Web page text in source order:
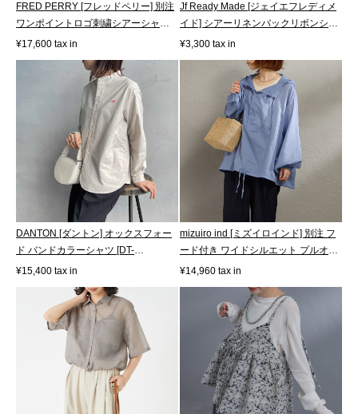
FRED PERRY [フレッドペリー] 別注
ワンポイントロゴ刺繍シアーシャツ
[FPW...
¥17,600 tax in
Jf Ready Made [ジェイエフレディメ
イド] シアーリネンバックリボンシャ
ツ...
¥3,300 tax in
DANTON [ダントン] オックスフォー
ド バンドカラーシャツ [DT-
B0279SOX]
¥15,400 tax in
mizuiro ind [ミズイロインド] 別注 フ
ード付き ワイドシルエット プルオ
ー...
¥14,960 tax in